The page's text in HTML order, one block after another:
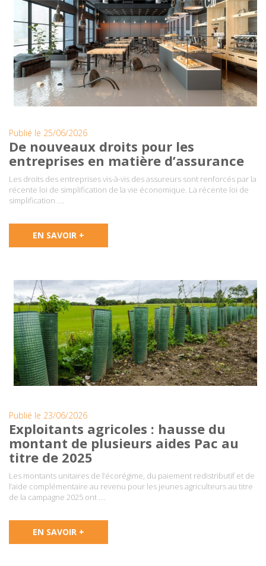
Publié le 25/06/2026
De nouveaux droits pour les
entreprises en matière d’assurance
Les droits des entreprises vis-à-vis des assureurs sont renforcés par la
récente loi de simplification de la vie économique. La récente loi de
simplification ….
EN SAVOIR +
Publié le 23/06/2026
Exploitants agricoles : hausse du
montant de plusieurs aides Pac au
titre de 2025
Les montants unitaires de l’écorégime, du paiement redistributif et de
l’aide complémentaire au revenu pour les jeunes agriculteurs au titre
de la campagne 2025 ont ….
EN SAVOIR +